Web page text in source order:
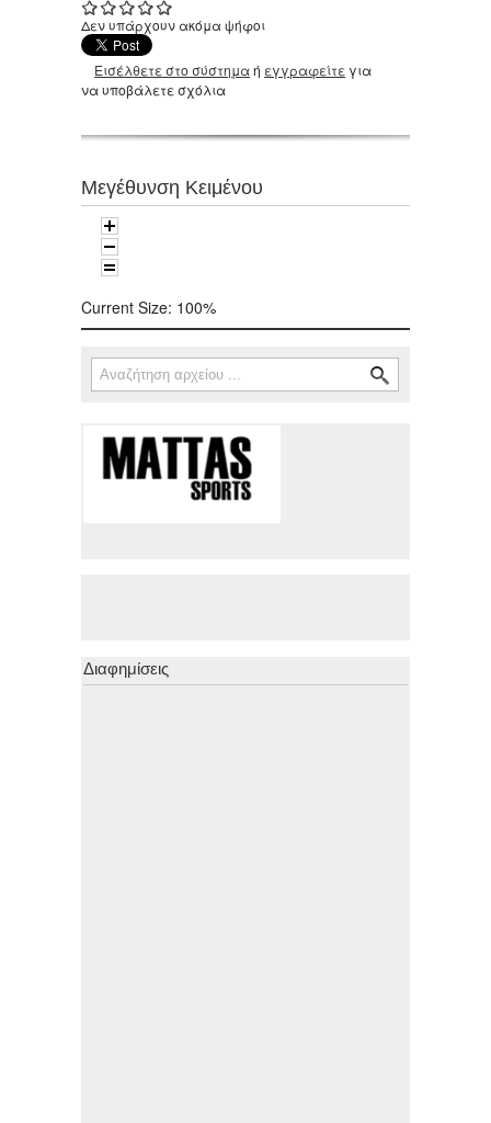
Δεν υπάρχουν ακόμα ψήφοι
Εισέλθετε στο σύστημαή εγγραφείτε για
να υποβάλετε σχόλια
Μεγέθυνση Κειμένου
Current Size: 100%
Φόρμα αναζήτησης
Αναζήτηση
Διαφημίσεις